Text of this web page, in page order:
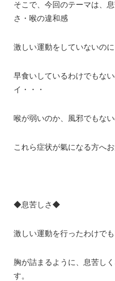
そこで、今回のテーマは、
さ・喉の違和感
激しい運動をしていないの
早食いしているわけでもな
イ・・・
喉が弱いのか、風邪でもな
これら症状が氣になる方へお
◆息苦しさ◆
激しい運動を行ったわけでも
胸が詰まるように、息苦し
す。